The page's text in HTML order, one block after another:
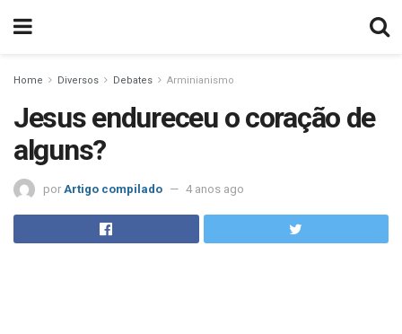
Home Diversos Debates Arminianismo
Jesus endureceu o coração de
alguns?
por Artigo compilado 4 anos ago